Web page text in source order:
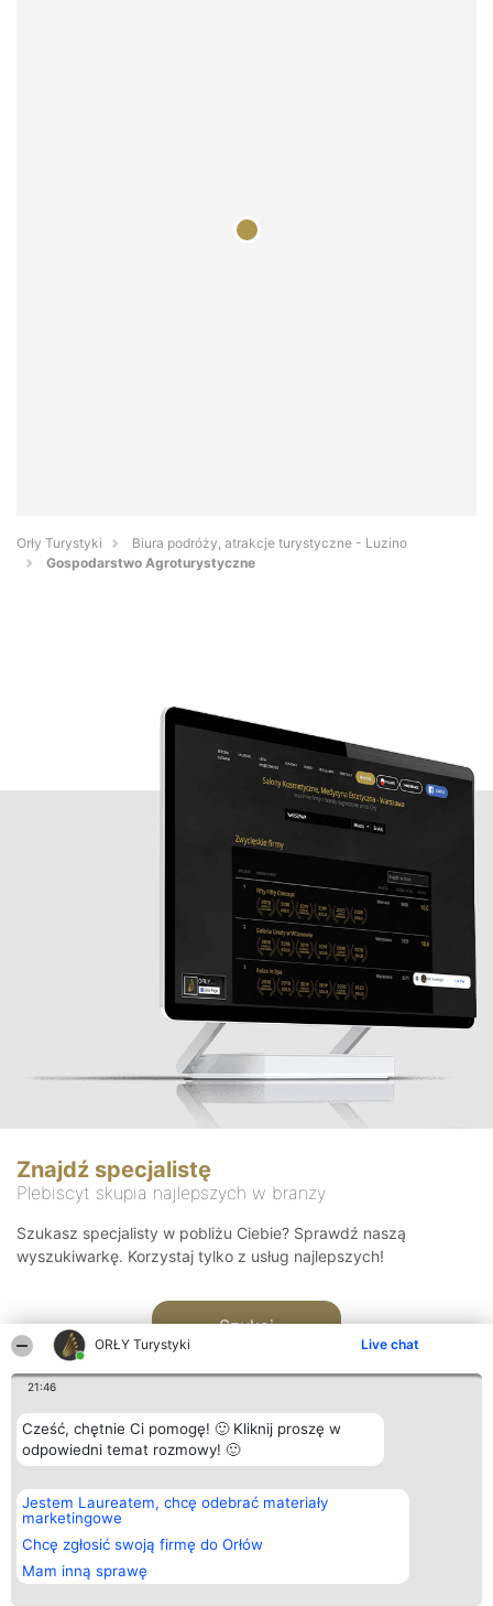
ORŁY Turystyki Live chat
21:46
Cześć, chętnie Ci pomogę! 🙂 Kliknij proszę w
odpowiedni temat rozmowy! 🙂
Jestem Laureatem, chcę odebrać materiały
marketingowe
Chcę zgłosić swoją firmę do Orłów
Mam inną sprawę
Orły Turystyki
Biura podróży, atrakcje turystyczne - Luzino
Gospodarstwo Agroturystyczne
Znajdź specjalistę
Plebiscyt skupia najlepszych w branży
Szukasz specjalisty w pobliżu Ciebie? Sprawdź naszą
wyszukiwarkę. Korzystaj tylko z usług najlepszych!
Szukaj
Organizator plebiscytu
Bright Side Solutions sp. z o.
o. sp. k.
ul. Ruska 22
Wrocław 50-079
KRS 0000749100 | Regon
381313360 | NIP 8943132676
Plebiscyt
Laureaci
wszystkich
Laureatów
Regulamin
Kontakt
Kontakt